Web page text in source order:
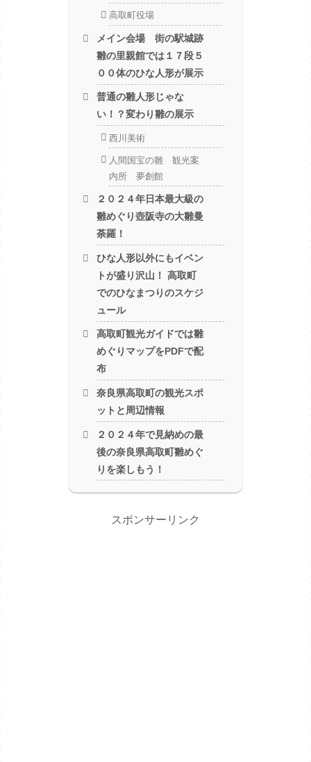
高取町役場
メイン会場 街の駅城跡
雛の里親館では１７段５
００体のひな人形が展示
普通の雛人形じゃな
い！？変わり雛の展示
西川美術
人間国宝の雛 観光案
内所 夢創館
２０２４年日本最大級の
雛めぐり壺阪寺の大雛曼
荼羅！
ひな人形以外にもイベン
トが盛り沢山！ 高取町
でのひなまつりのスケジ
ュール
高取町観光ガイドでは雛
めぐりマップをPDFで配
布
奈良県高取町の観光スポ
ットと周辺情報
２０２４年で見納めの最
後の奈良県高取町雛めぐ
りを楽しもう！
スポンサーリンク